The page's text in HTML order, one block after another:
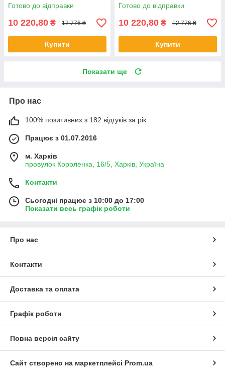
Готово до відправки
10 220,80 ₴ 12 776 ₴
Купити
Готово до відправки
10 220,80 ₴ 12 776 ₴
Купити
Показати ще
Про нас
100% позитивних з 182 відгуків за рік
Працює з 01.07.2016
м. Харків
провулок Короленка, 16/5, Харків, Україна
Контакти
Сьогодні працює з 10:00 до 17:00
Показати весь графік роботи
Про нас
Контакти
Доставка та оплата
Графік роботи
Повна версія сайту
Сайт створено на маркетплейсі Prom.ua